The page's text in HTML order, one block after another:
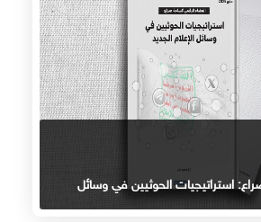
استراتيجيات الحوثيين في وسائل